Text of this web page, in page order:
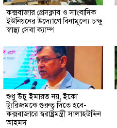
কক্সবাজার প্রেসক্লাব ও সাংবাদিক
ইউনিয়নের উদ্যোগে বিনামূল্যে চক্ষু
স্বাস্থ্য সেবা ক্যাম্প
শুধু উচু ইমারত নয়, ইকো
ট্যুরিজমকে গুরুত্ব দিতে হবে-
কক্সবাজারে স্বরাষ্ট্রমন্ত্রী সালাহউদ্দিন
আহমদ